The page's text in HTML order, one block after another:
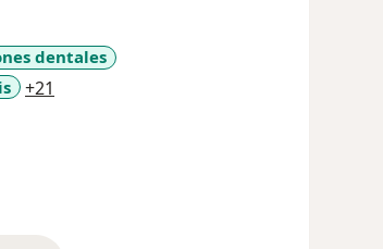
dentales
+21